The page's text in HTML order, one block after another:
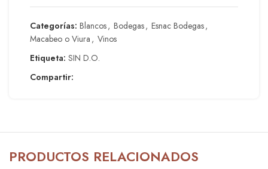
Categorías: Blancos, Bodegas, Esnac Bodegas,
Macabeo o Viura , Vinos
Etiqueta: SIN D.O.
Compartir:
PRODUCTOS RELACIONADOS